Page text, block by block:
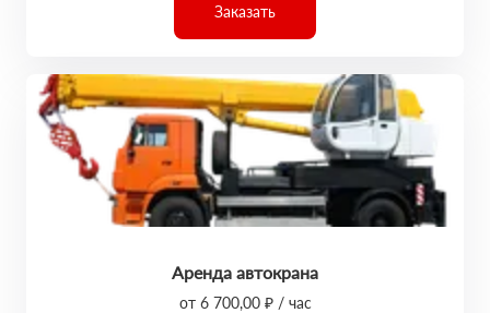
Заказать
Аренда автокрана
от 6 700,00 ₽ / час